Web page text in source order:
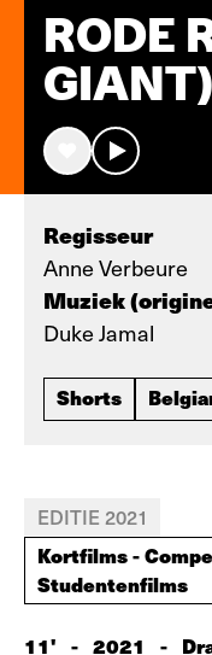
RODE
GIANT)
Regisseur
Anne Verbeure
Muziek
Duke Jamal
Shorts
EDITIE 2021
Kortfilms -
Studentenfilms
11' - 2021 -